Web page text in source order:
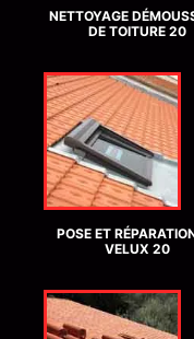
NETTOYAGE
DE TOITURE 20
POSE ET
VELUX 20